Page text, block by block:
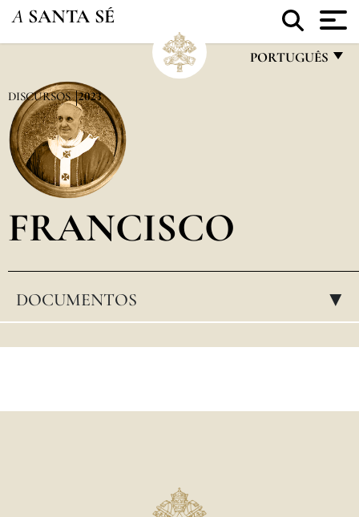
A SANTA SÉ
PORTUGUÊS
POLSKI
DISCURSOS 2023
FRANCISCO
DOCUMENTOS ▸